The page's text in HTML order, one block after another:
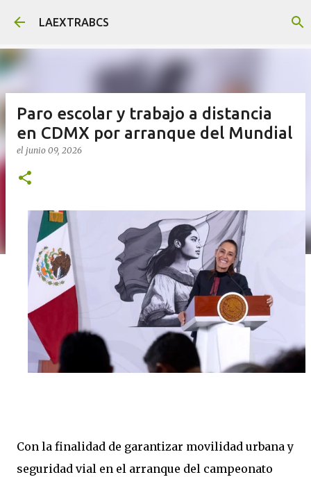
Ir al contenido principal
LAEXTRABCS
Paro escolar y trabajo a distancia
en CDMX por arranque del Mundial
el junio 09, 2026
Con la finalidad de garantizar movilidad urbana y
seguridad vial en el arranque del campeonato